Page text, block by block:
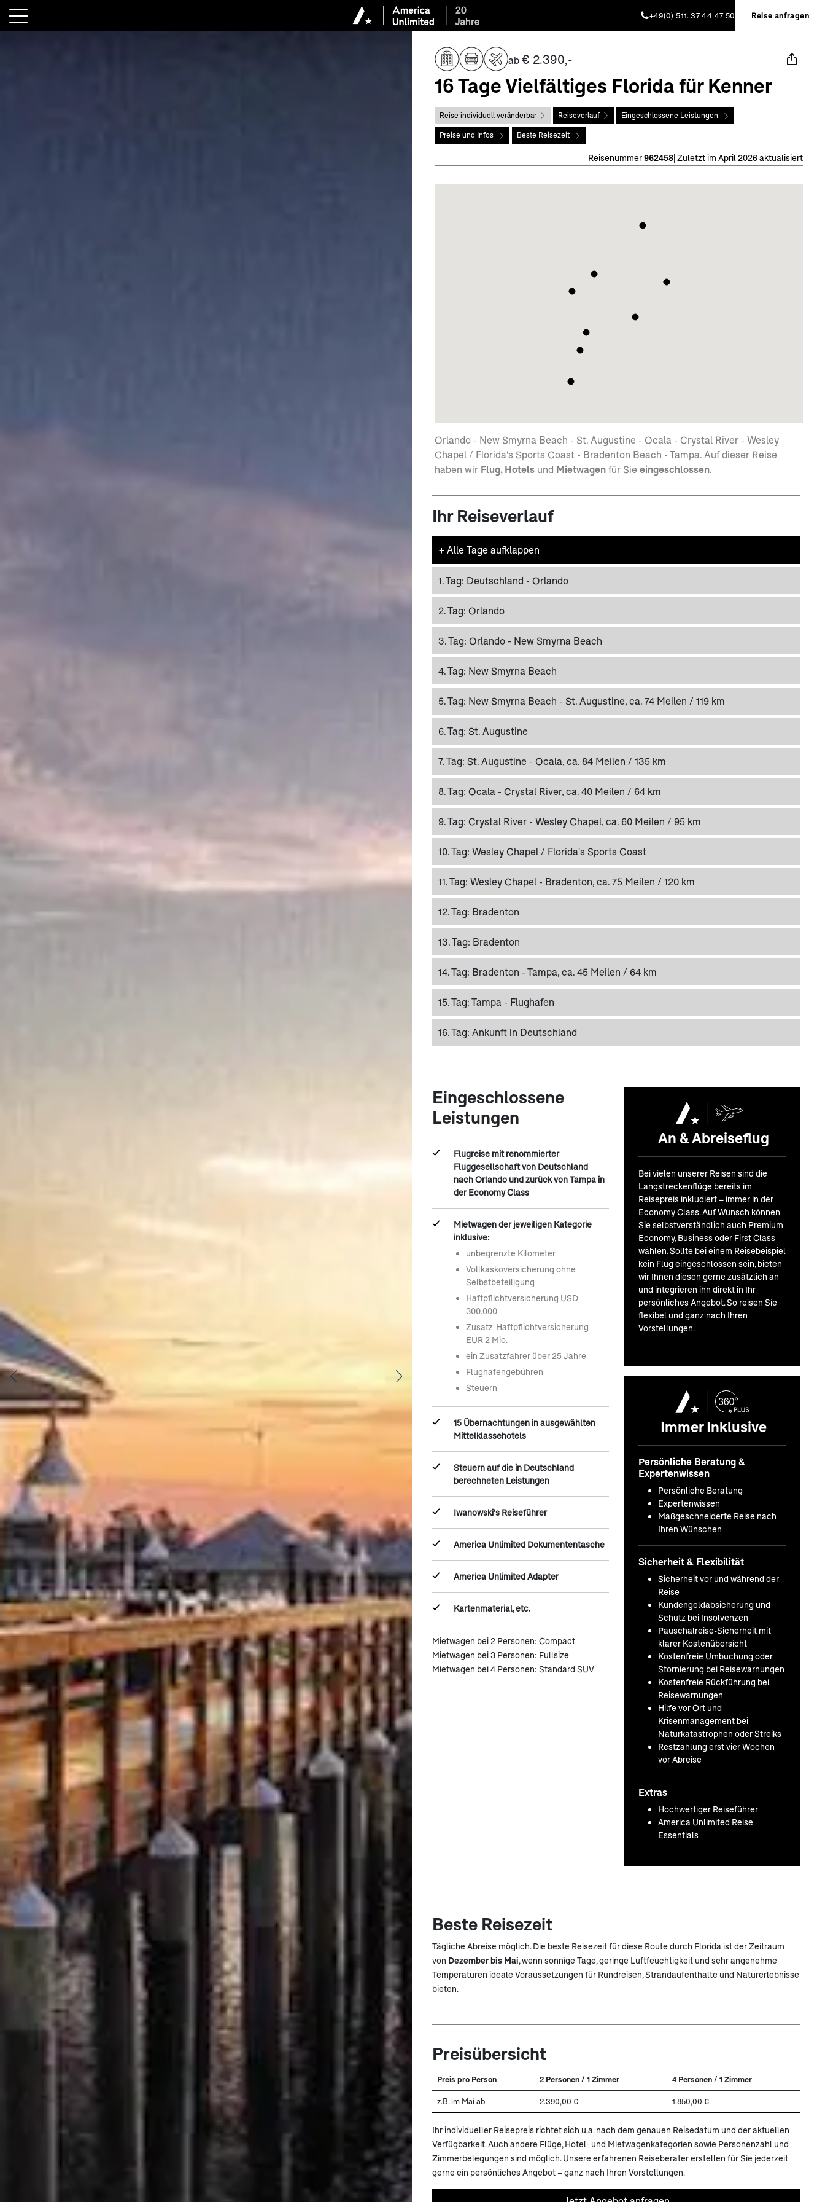
+49(0) 511. 37 44 47 50 Reise anfragen
ab € 2.390,-
16 Tage Vielfältiges Florida für Kenner
Reise individuell veränderbar Reiseverlauf Eingeschlossene Leistungen
Preise und Infos Beste Reisezeit
Reisenummer962458|Zuletzt im April 2026 aktualisiert
Orlando - New Smyrna Beach - St. Augustine - Ocala - Crystal River - Wesley
Chapel / Florida's Sports Coast - Bradenton Beach - Tampa. Auf dieser Reise
haben wir Flug, Hotels und Mietwagen für Sie eingeschlossen.
Ihr Reiseverlauf
+ Alle Tage aufklappen
1. Tag: Deutschland - Orlando
2. Tag: Orlando
3. Tag: Orlando - New Smyrna Beach
4. Tag: New Smyrna Beach
5. Tag: New Smyrna Beach - St. Augustine, ca. 74 Meilen / 119 km
6. Tag: St. Augustine
7. Tag: St. Augustine - Ocala, ca. 84 Meilen / 135 km
8. Tag: Ocala - Crystal River, ca. 40 Meilen / 64 km
9. Tag: Crystal River - Wesley Chapel, ca. 60 Meilen / 95 km
10. Tag: Wesley Chapel / Florida's Sports Coast
11. Tag: Wesley Chapel - Bradenton, ca. 75 Meilen / 120 km
12. Tag: Bradenton
13. Tag: Bradenton
14. Tag: Bradenton - Tampa, ca. 45 Meilen / 64 km
15. Tag: Tampa - Flughafen
16. Tag: Ankunft in Deutschland
Eingeschlossene
Leistungen
Flugreise mit renommierter
Fluggesellschaft von Deutschland
nach Orlando und zurück von Tampa in
der Economy Class
Mietwagen der jeweiligen Kategorie
inklusive:
unbegrenzte Kilometer
Vollkaskoversicherung ohne
Selbstbeteiligung
Haftpflichtversicherung USD
300.000
Zusatz-Haftpflichtversicherung
EUR 2 Mio.
ein Zusatzfahrer über 25 Jahre
Flughafengebühren
Steuern
15 Übernachtungen in ausgewählten
Mittelklassehotels
Steuern auf die in Deutschland
berechneten Leistungen
Iwanowski's Reiseführer
America Unlimited Dokumententasche
America Unlimited Adapter
Kartenmaterial, etc.
Mietwagen bei 2 Personen: Compact
Mietwagen bei 3 Personen: Fullsize
Mietwagen bei 4 Personen: Standard SUV
An & Abreiseflug
Bei vielen unserer Reisen sind die
Langstreckenflüge bereits im
Reisepreis inkludiert – immer in der
Economy Class. Auf Wunsch können
Sie selbstverständlich auch Premium
Economy, Business oder First Class
wählen. Sollte bei einem Reisebeispiel
kein Flug eingeschlossen sein, bieten
wir Ihnen diesen gerne zusätzlich an
und integrieren ihn direkt in Ihr
persönliches Angebot. So reisen Sie
flexibel und ganz nach Ihren
Vorstellungen.
Immer Inklusive
Persönliche Beratung &
Expertenwissen
Persönliche Beratung
Expertenwissen
Maßgeschneiderte Reise nach
Ihren Wünschen
Sicherheit & Flexibilität
Sicherheit vor und während der
Reise
Kundengeldabsicherung und
Schutz bei Insolvenzen
Pauschalreise-Sicherheit mit
klarer Kostenübersicht
Kostenfreie Umbuchung oder
Stornierung bei Reisewarnungen
Kostenfreie Rückführung bei
Reisewarnungen
Hilfe vor Ort und
Krisenmanagement bei
Naturkatastrophen oder Streiks
Restzahlung erst vier Wochen
vor Abreise
Extras
Hochwertiger Reiseführer
America Unlimited Reise
Essentials
Beste Reisezeit
Tägliche Abreise möglich. Die beste Reisezeit für diese Route durch Florida ist der Zeitraum
von Dezember bis Mai, wenn sonnige Tage, geringe Luftfeuchtigkeit und sehr angenehme
Temperaturen ideale Voraussetzungen für Rundreisen, Strandaufenthalte und Naturerlebnisse
bieten.
Preisübersicht
Preis pro Person 2 Personen / 1 Zimmer 4 Personen / 1 Zimmer
z.B. im Mai ab 2.390,00 € 1.850,00 €
Ihr individueller Reisepreis richtet sich u.a. nach dem genauen Reisedatum und der aktuellen
Verfügbarkeit. Auch andere Flüge, Hotel- und Mietwagenkategorien sowie Personenzahl und
Zimmerbelegungen sind möglich. Unsere erfahrenen Reiseberater erstellen für Sie jederzeit
gerne ein persönliches Angebot – ganz nach Ihren Vorstellungen.